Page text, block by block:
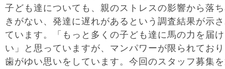
子ども達についても、親のストレスの影響から落
きがない、発達に遅れがあるという調査結果が示
ています。「もっと多くの子ども達に馬の力を届
い」と思っていますが、マンパワーが限られてお
歯がゆい思いをしています。今回のスタッフ募集